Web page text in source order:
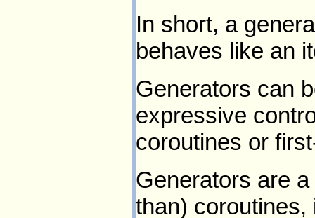
In short, a
behaves like an
Generators can
expressive
coroutines or
Generators are
than)